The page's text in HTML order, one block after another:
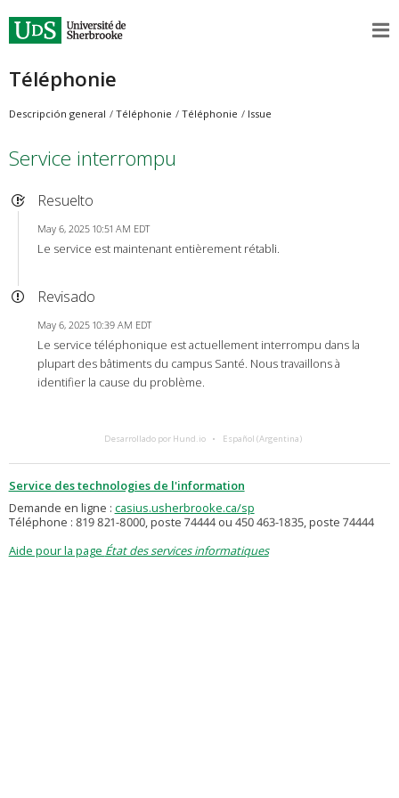
Téléphonie
Descripción general Téléphonie Téléphonie Issue
Service interrompu
Resuelto
May 6, 2025 10:51 AM EDT
Le service est maintenant entièrement rétabli.
Revisado
May 6, 2025 10:39 AM EDT
Le service téléphonique est actuellement interrompu dans la
plupart des bâtiments du campus Santé. Nous travaillons à
identifier la cause du problème.
Desarrollado por Hund.io Español (Argentina)
Service des technologies de l'information
Demande en ligne : casius.usherbrooke.ca/sp
Téléphone : 819 821-8000, poste 74444 ou 450 463-1835, poste 74444
Aide pour la page État des services informatiques